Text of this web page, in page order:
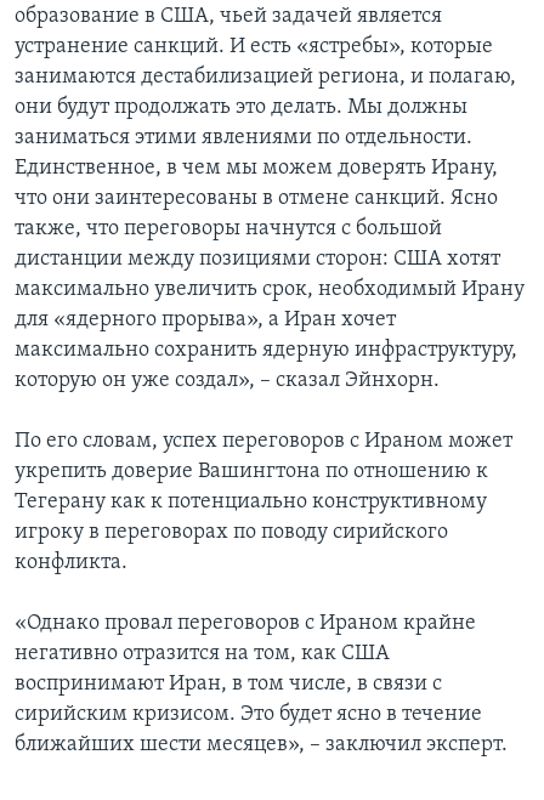
образование в США, чьей задачей является
устранение санкций. И есть «ястребы», которые
занимаются дестабилизацией региона, и полагаю,
они будут продолжать это делать. Мы должны
заниматься этими явлениями по отдельности.
Единственное, в чем мы можем доверять Ирану,
что они заинтересованы в отмене санкций. Ясно
также, что переговоры начнутся с большой
дистанции между позициями сторон: США хотят
максимально увеличить срок, необходимый Ирану
для «ядерного прорыва», а Иран хочет
максимально сохранить ядерную инфраструктуру,
которую он уже создал», – сказал Эйнхорн.
По его словам, успех переговоров с Ираном может
укрепить доверие Вашингтона по отношению к
Тегерану как к потенциально конструктивному
игроку в переговорах по поводу сирийского
конфликта.
«Однако провал переговоров с Ираном крайне
негативно отразится на том, как США
воспринимают Иран, в том числе, в связи с
сирийским кризисом. Это будет ясно в течение
ближайших шести месяцев», – заключил эксперт.